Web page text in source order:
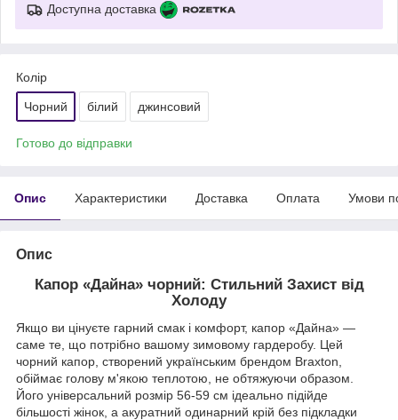
Доступна доставка
Колір
Чорний білий джинсовий
Готово до відправки
Опис Характеристики Доставка Оплата Умови
Опис
Капор «Дайна» чорний: Стильний Захист від
Холоду
Якщо ви цінуєте гарний смак і комфорт, капор «Дайна» —
саме те, що потрібно вашому зимовому гардеробу. Цей
чорний капор, створений українським брендом Braxton,
обіймає голову м'якою теплотою, не обтяжуючи образом.
Його універсальний розмір 56-59 см ідеально підійде
більшості жінок, а акуратний одинарний крій без підкладки